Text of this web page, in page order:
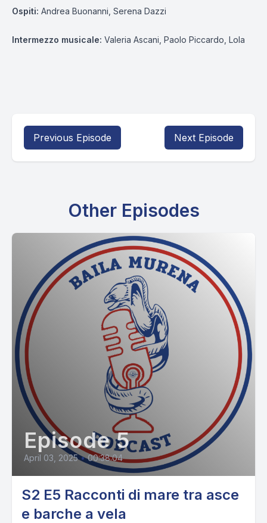
Ospiti: Andrea Buonanni, Serena Dazzi
Intermezzo musicale: Valeria Ascani, Paolo Piccardo, Lola
Previous Episode Next Episode
Other Episodes
Episode 5
April 03, 2025 • 00:38:04
S2 E5 Racconti di mare tra asce
e barche a vela